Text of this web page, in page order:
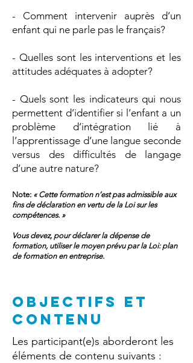
- Comment intervenir auprès d’un
enfant qui ne parle pas le français?
- Quelles sont les interventions et les
attitudes adéquates à adopter?
- Quels sont les indicateurs qui nous
permettent d’identifier si l’enfant a un
problème d’intégration lié à
l’apprentissage d’une langue seconde
versus des difficultés de langage
d’une autre nature?
Note: « Cette formation n’est pas admissible aux
fins de déclaration en vertu de la Loi sur les
compétences. »
Vous devez, pour déclarer la dépense de
formation, utiliser le moyen prévu par la Loi: plan
de formation en entreprise.
OBJECTIFS ET
CONTENU
Les participant(e)s aborderont les
éléments de contenu suivants :